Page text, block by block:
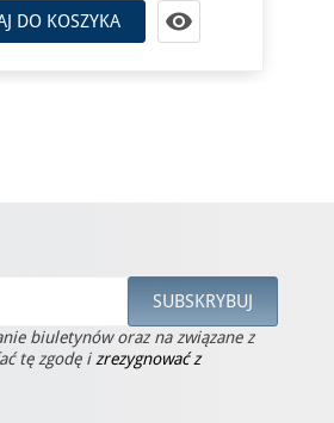
DO KOSZYKA 
biuletynów oraz na związane z
tę zgodę izrezygnować z